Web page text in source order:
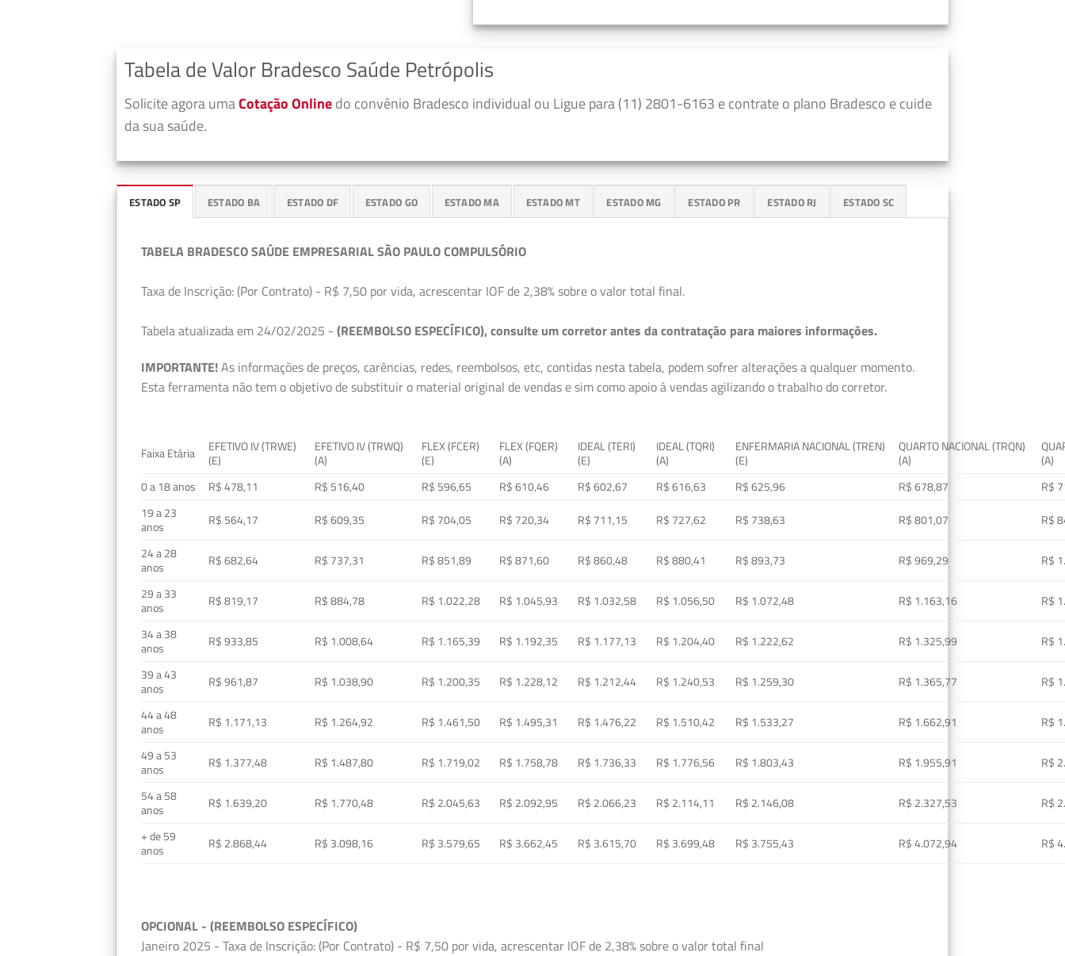
Tabela de Valor Bradesco Saúde Petrópolis
Solicite agora umaCotação Onlinedo convênio Bradesco individual ou Ligue para (11) 2801-6163 e contrate o plano Bradesco e cuide
da sua saúde.
ESTADO SP ESTADO BA ESTADO DF ESTADO GO ESTADO MA ESTADO MT ESTADO MG ESTADO PR ESTADO RJ ESTADO SC
TABELA BRADESCO SAÚDE EMPRESARIAL SÃO PAULO COMPULSÓRIO
Taxa de Inscrição: (Por Contrato) - R$ 7,50 por vida, acrescentar IOF de 2,38% sobre o valor total final.
Tabela atualizada em 24/02/2025 - (REEMBOLSO ESPECÍFICO), consulte um corretor antes da contratação para maiores informações.
IMPORTANTE!As informações de preços, carências, redes, reembolsos, etc, contidas nesta tabela, podem sofrer alterações a qualquer momento.
Esta ferramenta não tem o objetivo de substituir o material original de vendas e sim como apoio à vendas agilizando o trabalho do corretor.
Faixa Etária
EFETIVO IV (TRWE)
(E)
EFETIVO IV (TRWQ)
(A)
FLEX (FCER)
(E)
FLEX (FQER)
(A)
IDEAL (TERI)
(E)
IDEAL (TQRI)
(A)
ENFERMARIA NACIONAL (TREN)
(E)
QUARTO NACIONAL (TRQN)
(A)
(A)
0 a 18 anos
R$ 478,11 R$ 516,40 R$ 596,65 R$ 610,46 R$ 602,67 R$ 616,63 R$ 625,96 R$ 678,87
R$
19 a 23
anos
R$ 564,17 R$ 609,35 R$ 704,05 R$ 720,34 R$ 711,15 R$ 727,62 R$ 738,63 R$ 801,07
R$
24 a 28
anos
R$ 682,64 R$ 737,31 R$ 851,89 R$ 871,60 R$ 860,48 R$ 880,41 R$ 893,73 R$ 969,29
R$
29 a 33
anos
R$ 819,17 R$ 884,78 R$ 1.022,28 R$ 1.045,93 R$ 1.032,58 R$ 1.056,50 R$ 1.072,48 R$ 1.163,16
R$
34 a 38
anos
R$ 933,85 R$ 1.008,64 R$ 1.165,39 R$ 1.192,35 R$ 1.177,13 R$ 1.204,40 R$ 1.222,62 R$ 1.325,99
R$
39 a 43
anos
R$ 961,87 R$ 1.038,90 R$ 1.200,35 R$ 1.228,12 R$ 1.212,44 R$ 1.240,53 R$ 1.259,30 R$ 1.365,77
R$
44 a 48
anos
R$ 1.171,13 R$ 1.264,92 R$ 1.461,50 R$ 1.495,31 R$ 1.476,22 R$ 1.510,42 R$ 1.533,27 R$ 1.662,91
R$
49 a 53
anos
R$ 1.377,48 R$ 1.487,80 R$ 1.719,02 R$ 1.758,78 R$ 1.736,33 R$ 1.776,56 R$ 1.803,43 R$ 1.955,91
R$
54 a 58
anos
R$ 1.639,20 R$ 1.770,48 R$ 2.045,63 R$ 2.092,95 R$ 2.066,23 R$ 2.114,11 R$ 2.146,08 R$ 2.327,53
R$
+ de 59
anos
R$ 2.868,44 R$ 3.098,16 R$ 3.579,65 R$ 3.662,45 R$ 3.615,70 R$ 3.699,48 R$ 3.755,43 R$ 4.072,94 R$
OPCIONAL - (REEMBOLSO ESPECÍFICO)
Janeiro 2025 - Taxa de Inscrição: (Por Contrato) - R$ 7,50 por vida, acrescentar IOF de 2,38% sobre o valor total final